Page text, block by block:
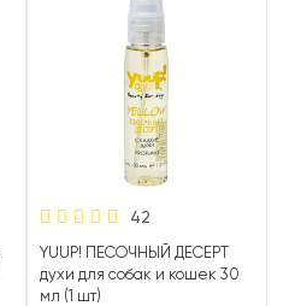
42
YUUP! ПЕСОЧНЫЙ ДЕСЕРТ
духи для собак и кошек 30
мл (1 шт)